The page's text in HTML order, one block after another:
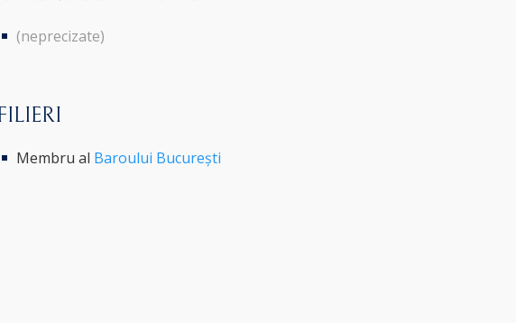
(neprecizate)
Membru al Baroului București